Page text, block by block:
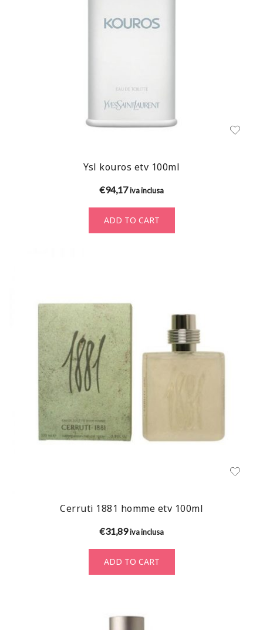
Ysl kouros etv 100ml
€94,17iva inclusa
ADD TO CART
Cerruti 1881 homme etv 100ml
€31,89iva inclusa
ADD TO CART